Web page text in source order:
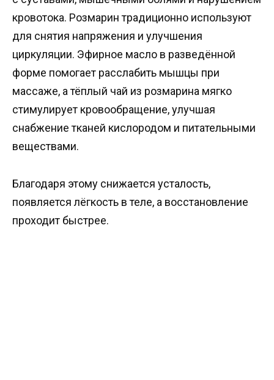
кровотока. Розмарин традиционно используют
для снятия напряжения и улучшения
циркуляции. Эфирное масло в разведённой
форме помогает расслабить мышцы при
массаже, а тёплый чай из розмарина мягко
стимулирует кровообращение, улучшая
снабжение тканей кислородом и питательными
веществами.
Благодаря этому снижается усталость,
появляется лёгкость в теле, а восстановление
проходит быстрее.